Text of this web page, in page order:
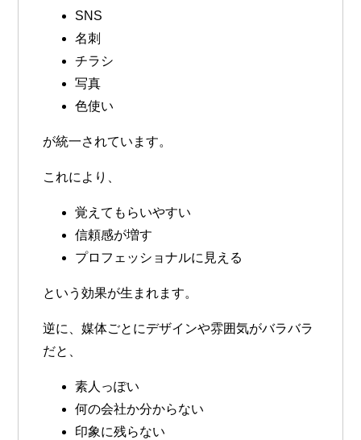
SNS
名刺
チラシ
写真
色使い
が統一されています。
これにより、
覚えてもらいやすい
信頼感が増す
プロフェッショナルに見える
という効果が生まれます。
逆に、媒体ごとにデザインや雰囲気がバラバラ
だと、
素人っぽい
何の会社か分からない
印象に残らない